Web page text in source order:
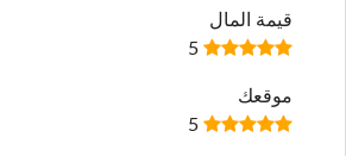
قيمة المال
5
موقعك
5